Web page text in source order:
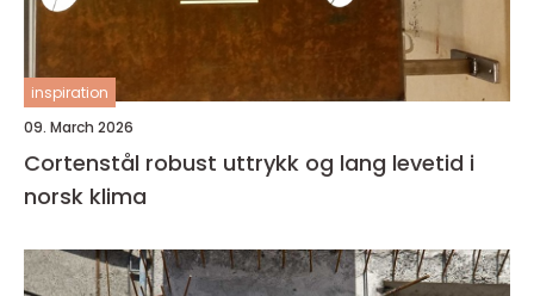
inspiration
09. March 2026
Cortenstål robust uttrykk og lang levetid i
norsk klima